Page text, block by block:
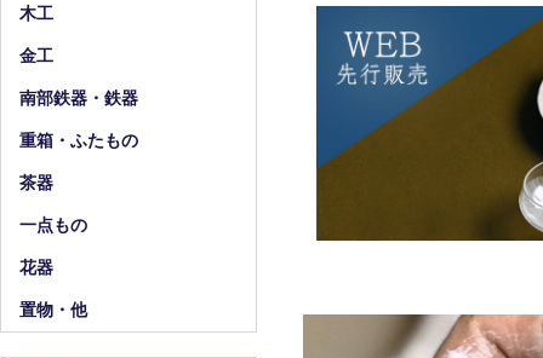
ガラス全商品
グラス
ガラス皿
木工
金工
南部鉄器・鉄器
重箱・ふたもの
茶器
一点もの
花器
置物・他